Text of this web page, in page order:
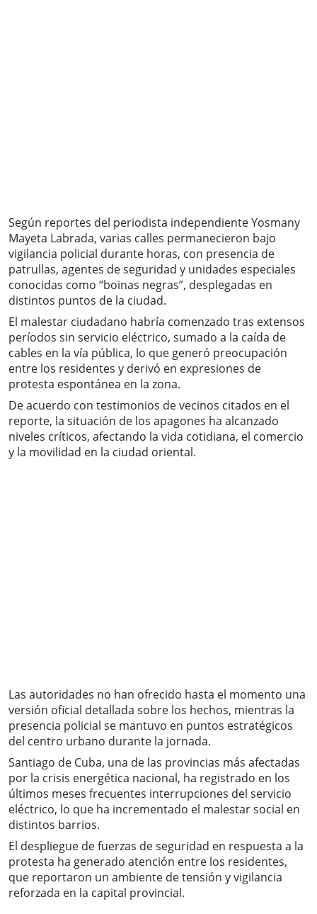
Según reportes del periodista independiente Yosmany
Mayeta Labrada, varias calles permanecieron bajo
vigilancia policial durante horas, con presencia de
patrullas, agentes de seguridad y unidades especiales
conocidas como “boinas negras”, desplegadas en
distintos puntos de la ciudad.
El malestar ciudadano habría comenzado tras extensos
períodos sin servicio eléctrico, sumado a la caída de
cables en la vía pública, lo que generó preocupación
entre los residentes y derivó en expresiones de
protesta espontánea en la zona.
De acuerdo con testimonios de vecinos citados en el
reporte, la situación de los apagones ha alcanzado
niveles críticos, afectando la vida cotidiana, el comercio
y la movilidad en la ciudad oriental.
Las autoridades no han ofrecido hasta el momento una
versión oficial detallada sobre los hechos, mientras la
presencia policial se mantuvo en puntos estratégicos
del centro urbano durante la jornada.
Santiago de Cuba, una de las provincias más afectadas
por la crisis energética nacional, ha registrado en los
últimos meses frecuentes interrupciones del servicio
eléctrico, lo que ha incrementado el malestar social en
distintos barrios.
El despliegue de fuerzas de seguridad en respuesta a la
protesta ha generado atención entre los residentes,
que reportaron un ambiente de tensión y vigilancia
reforzada en la capital provincial.